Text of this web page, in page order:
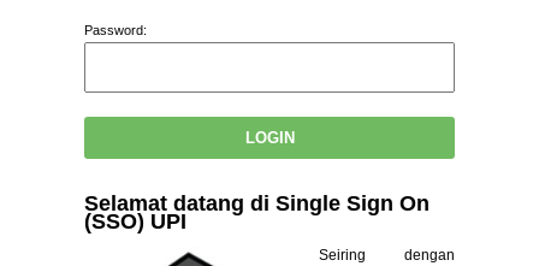
Password:
Selamat datang di Single Sign On
(SSO) UPI
Seiring dengan